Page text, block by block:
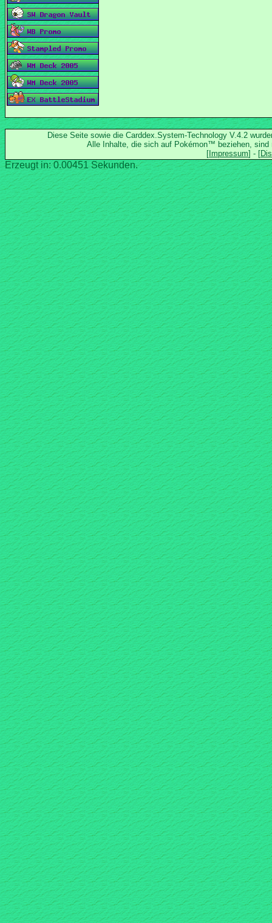
Diese Seite sowie die Carddex.System-Technology V.4.2
Alle Inhalte, die sich auf Pokémon™ beziehen, sind
Erzeugt in: 0.00451 Sekunden.